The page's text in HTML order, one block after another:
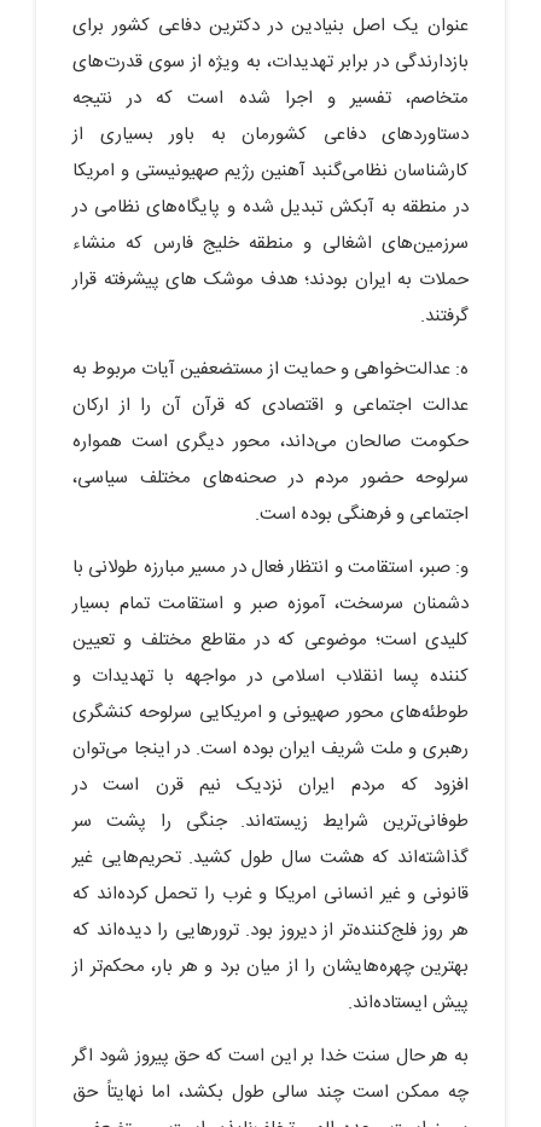
عنوان یک اصل بنیادین در دکترین دفاعی کشور برای
بازدارندگی در برابر تهدیدات، به ویژه از سوی قدرت‌های
متخاصم، تفسیر و اجرا شده است که در نتیجه
دستاوردهای دفاعی کشورمان به باور بسیاری از
کارشناسان نظامی‌گنبد آهنین رژیم صهیونیستی و امریکا
در منطقه به آبکش تبدیل شده و پایگاه‌های نظامی در
سرزمین‌های اشغالی و منطقه خلیج فارس که منشاء
حملات به ایران بودند؛ هدف موشک های پیشرفته قرار
گرفتند.
ه: عدالت‌خواهی و حمایت از مستضعفین آیات مربوط به
عدالت اجتماعی و اقتصادی که قرآن آن را از ارکان
حکومت صالحان می‌داند، محور دیگری است همواره
سرلوحه حضور مردم در صحنه‌های مختلف سیاسی،
اجتماعی و فرهنگی بوده است.
و: صبر، استقامت و انتظار فعال در مسیر مبارزه طولانی با
دشمنان سرسخت، آموزه صبر و استقامت تمام بسیار
کلیدی است؛ موضوعی که در مقاطع مختلف و تعیین
کننده پسا انقلاب اسلامی در مواجهه با تهدیدات و
طوطئه‌های محور صهیونی و امریکایی سرلوحه کنشگری
رهبری و ملت شریف ایران بوده است. در اینجا می‌توان
افزود که مردم ایران نزدیک نیم قرن است در
طوفانی‌ترین شرایط زیسته‌اند. جنگی را پشت سر
گذاشته‌اند که هشت سال طول کشید. تحریم‌هایی غیر
قانونی و غیر انسانی امریکا و غرب را تحمل کرده‌اند که
هر روز فلج‌کننده‌تر از دیروز بود. ترورهایی را دیده‌اند که
بهترین چهره‌هایشان را از میان برد و هر بار، محکم‌تر از
پیش ایستاده‌اند.
به هر حال سنت خدا بر این است که حق پیروز شود اگر
چه ممکن است چند سالی طول بکشد، اما نهایتاً حق